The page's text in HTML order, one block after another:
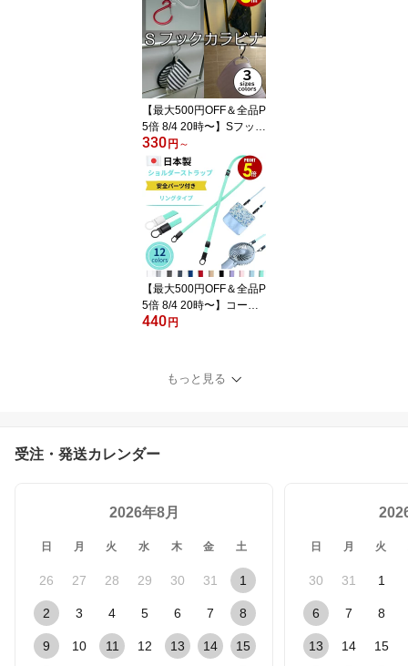
ンティークゴールド キー
ホルダー アクセサリー
玉鎖 キーチェーン スト
ラップ チェーン パーツ
金具 手作り DIY チャー
ム
【最大500円OFF＆全品P
5倍 8/4 20時〜】Sフック
カラビナ S/M/L 1個/10個
S字フック Sカン フック
カラビナ 水回り キッチ
ン 風呂 吊り下げ ランド
リー クローク クローゼ
ット ガーデン アウトド
ア キャンプ 工具 ディス
プレイ 便利 はずれ防止
収納
330円 ～
【最大500円OFF＆全品P
5倍 8/4 20時〜】コード
ストッパー新搭載 ショル
ハンディファン おでかけ
ポケット マイポケット
掛け 吊り下げ 安全装置
440円
もっと見る
受注・発送カレンダー
2026年8月
日 月 火 水 木 金 土
26 27 28 29 30 31 1
2 3 4 5 6 7 8
9 10 11 12 13 14 15
日 月 火
30 31 1
6 7 8
13 14 15